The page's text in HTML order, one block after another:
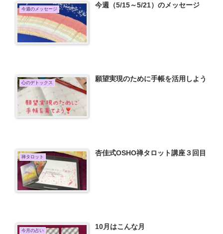
今週のメッセージ 今週（5/15～5/21）のメッセージ
心のデトックス 願望実現のために手帳を活用しよう
禅タロット 杏佳式OSHO禅タロット講座３回目
今月の占い 10月はこんな月